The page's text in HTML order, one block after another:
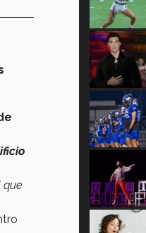
que